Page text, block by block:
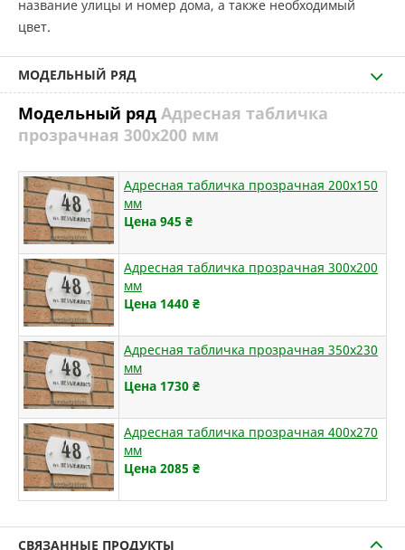
название улицы и номер дома, а также необходимый
цвет.
МОДЕЛЬНЫЙ РЯД
Модельный ряд Адресная табличка
прозрачная 300х200 мм
Адресная табличка прозрачная 200х150
мм
Цена 945 ₴
Адресная табличка прозрачная 300х200
мм
Цена 1440 ₴
Адресная табличка прозрачная 350х230
мм
Цена 1730 ₴
Адресная табличка прозрачная 400х270
мм
Цена 2085 ₴
СВЯЗАННЫЕ ПРОДУКТЫ